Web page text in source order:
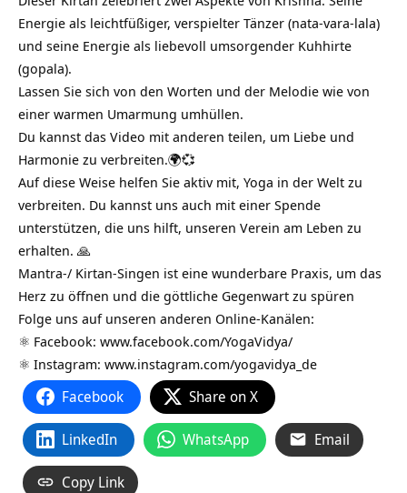
Energie als leichtfüßiger, verspielter Tänzer (nata-vara-lala)
und seine Energie als liebevoll umsorgender Kuhhirte
(gopala).
Lassen Sie sich von den Worten und der Melodie wie von
einer warmen Umarmung umhüllen.
Du kannst das Video mit anderen teilen, um Liebe und
Harmonie zu verbreiten.🌍💞
Auf diese Weise helfen Sie aktiv mit, Yoga in der Welt zu
verbreiten. Du kannst uns auch mit einer Spende
unterstützen, die uns hilft, unseren Verein am Leben zu
erhalten. 🙏
Mantra-/ Kirtan-Singen ist eine wunderbare Praxis, um das
Herz zu öffnen und die göttliche Gegenwart zu spüren
Folge uns auf unseren anderen Online-Kanälen:
⚛️ Facebook: www.facebook.com/YogaVidya/
⚛️ Instagram: www.instagram.com/yogavidya_de
Facebook Share on X
LinkedIn WhatsApp Email
Copy Link